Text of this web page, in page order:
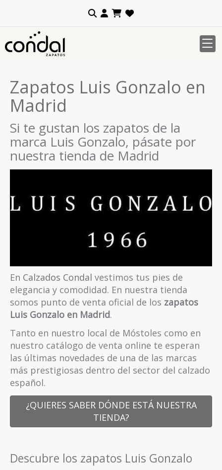
Zapatos Luis Gonzalo en
Madrid
Si te gustan los zapatos de la
marca Luis Gonzalo, pásate por
nuestra tienda de Madrid
En Calzados Condal vestimos tus pies de
elegancia y comodidad. En nuestra tienda
somos punto de venta oficial de los zapatos
Luis Gonzalo en Madrid.
Tanto en nuestro local de Móstoles como en
nuestro catálogo de venta online te esperan
las últimas novedades de una de las marcas
más prestigiosas dentro del sector del calzado
español.
¿QUIERES SABER DÓNDE ESTÁ NUESTRA
TIENDA?
Descubre los zapatos Luis Gonzalo